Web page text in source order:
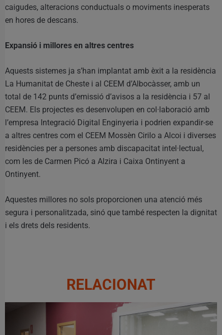
caigudes, alteracions conductuals o moviments inesperats
en hores de descans.
Expansió i millores en altres centres
Aquests sistemes ja s’han implantat amb èxit a la residència
La Humanitat de Cheste i al CEEM d’Albocàsser, amb un
total de 142 punts d’emissió d’avisos a la residència i 57 al
CEEM. Els projectes es desenvolupen en col·laboració amb
l’empresa Integració Digital Enginyeria i podrien expandir-se
a altres centres com el CEEM Mossèn Cirilo a Alcoi i diverses
residències per a persones amb discapacitat intel·lectual,
com les de Carmen Picó a Alzira i Caixa Ontinyent a
Ontinyent.
Aquestes millores no sols proporcionen una atenció més
segura i personalitzada, sinó que també respecten la dignitat
i els drets dels residents.
RELACIONAT